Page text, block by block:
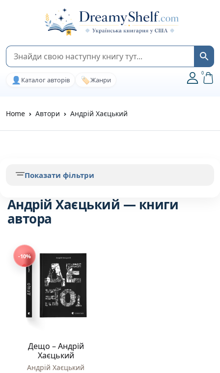
👤 Каталог авторів 🏷️Жанри
0
Home Автори Андрій Хаєцький
Андрій Хаєцький — книги
автора
-10%
Дещо – Андрій
Хаєцький
Андрій Хаєцький
Показати фільтри